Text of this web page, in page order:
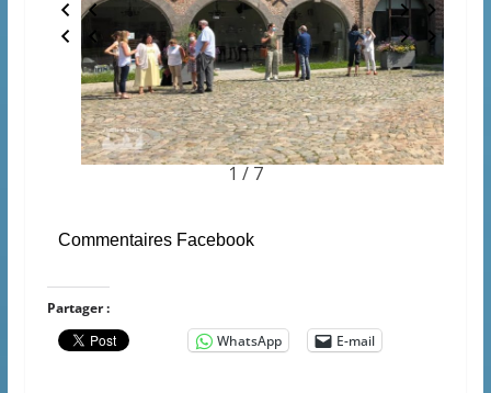
1 / 7
Commentaires Facebook
Partager :
WhatsApp
E-mail